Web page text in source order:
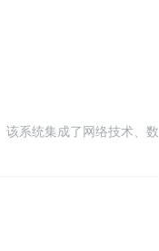
系统集成了网络技术、数
成